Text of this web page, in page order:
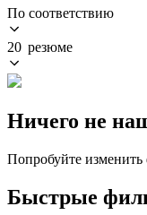
По соответствию
20 резюме
Ничего не
Попробуйте
Быстрые